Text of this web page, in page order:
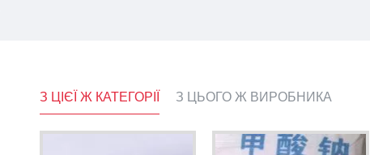
З ЦІЄЇ Ж КАТЕГОРІЇ З ЦЬОГО Ж ВИРОБНИКА